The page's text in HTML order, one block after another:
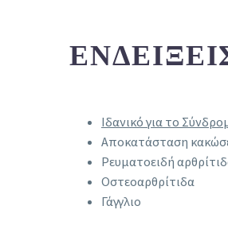
Ιδανικό για το
Αποκατάσταση
Ρευματοειδή
Οστεοαρθρίτιδα
Γάγγλιο